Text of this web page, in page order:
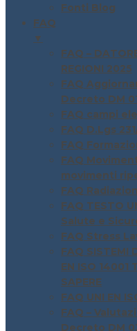
Fonti Blog
FAQ
▼
FAQ –
REGIONI 2025
FAQ
Decreto DM
FAQ campi
FAQ D.Lgs
FAQ
FAQ
movimenti
FAQ
FAQ TESTO
Salute e
FAQ Stress
FAQ SISTEMI
EN ISO 14001
SAPERE
FAQ UNI EN
FAQ –
Decreto DM